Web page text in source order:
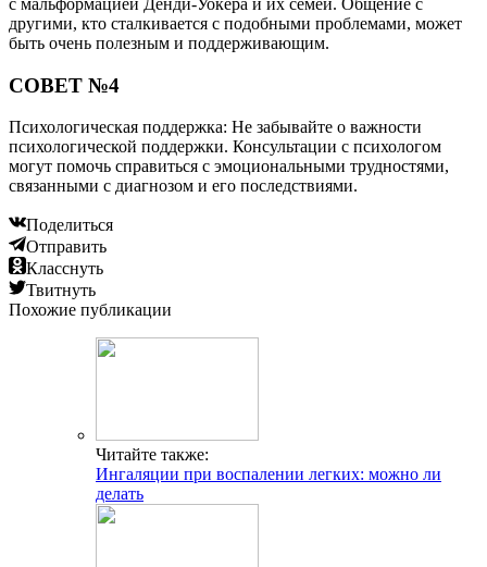
с мальформацией Денди-Уокера и их семей. Общение с
другими, кто сталкивается с подобными проблемами, может
быть очень полезным и поддерживающим.
СОВЕТ №4
Психологическая поддержка: Не забывайте о важности
психологической поддержки. Консультации с психологом
могут помочь справиться с эмоциональными трудностями,
связанными с диагнозом и его последствиями.
Поделиться
Отправить
Класснуть
Твитнуть
Похожие публикации
Читайте также:
Ингаляции при воспалении легких: можно ли
делать